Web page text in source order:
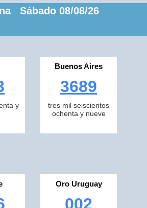
Sábado 08/08/26
y
Buenos Aires
3689
tres mil seiscientos
ochenta y nueve
Oro Uruguay
002